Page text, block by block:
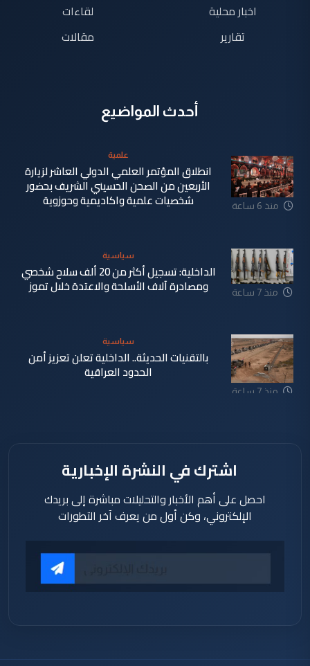
اخبار محلية
تقارير
لقاءات
مقالات
أحدث المواضيع
منذ 6 ساعة
علمية
انطلاق المؤتمر العلمي الدولي العاشر لزيارة
الأربعين من الصحن الحسيني الشريف بحضور
شخصيات علمية واكاديمية وحوزوية
منذ 7 ساعة
سياسية
الداخلية: تسجيل أكثر من 20 ألف سلاح شخصي
ومصادرة آلاف الأسلحة والاعتدة خلال تموز
منذ 7 ساعة
سياسية
بالتقنيات الحديثة.. الداخلية تعلن تعزيز أمن
الحدود العراقية
اشترك في النشرة الإخبارية
احصل على أهم الأخبار والتحليلات مباشرة إلى بريدك
الإلكتروني، وكن أول من يعرف آخر التطورات